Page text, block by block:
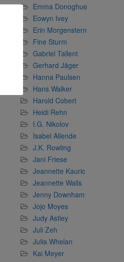
Emma Donoghue
Eowyn Ivey
Erin Morgenstern
Fine Sturm
Gabriel Tallent
Gerhard Jäger
Hanna Paulsen
Hans Walker
Harold Cobert
Heidi Rehn
I.G. Nikolov
Isabel Allende
J.K. Rowling
Jani Friese
Jeannette Kauric
Jeannette Walls
Jenny Downham
Jojo Moyes
Judy Astley
Juli Zeh
Julia Whelan
Kai Meyer